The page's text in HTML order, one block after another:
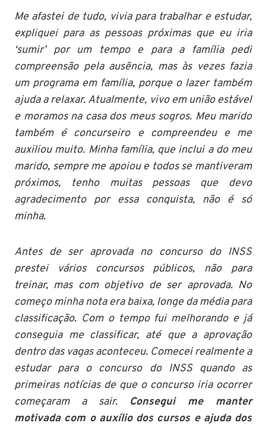
Me afastei de tudo, vivia para trabalhar e estudar,
expliquei para as pessoas próximas que eu iria
‘sumir’ por um tempo e para a família pedi
compreensão pela ausência, mas às vezes fazia
um programa em família, porque o lazer também
ajuda a relaxar. Atualmente, vivo em união estável
e moramos na casa dos meus sogros. Meu marido
também é concurseiro e compreendeu e me
auxiliou muito. Minha família, que inclui a do meu
marido, sempre me apoiou e todos se mantiveram
próximos, tenho muitas pessoas que devo
agradecimento por essa conquista, não é só
minha.
Antes de ser aprovada no concurso do INSS
prestei vários concursos públicos, não para
treinar, mas com objetivo de ser aprovada. No
começo minha nota era baixa, longe da média para
classificação. Com o tempo fui melhorando e já
conseguia me classificar, até que a aprovação
dentro das vagas aconteceu. Comecei realmente a
estudar para o concurso do INSS quando as
primeiras notícias de que o concurso iria ocorrer
começaram a sair. Consegui me manter
motivada com o auxílio dos cursos e ajuda dos